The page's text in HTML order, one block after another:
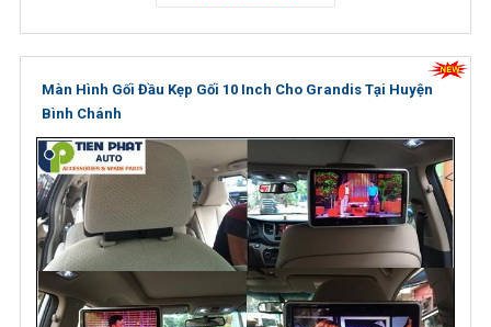
Màn Hình Gối Đầu Kẹp Gối 10 Inch Cho Grandis Tại Huyện
Bình Chánh